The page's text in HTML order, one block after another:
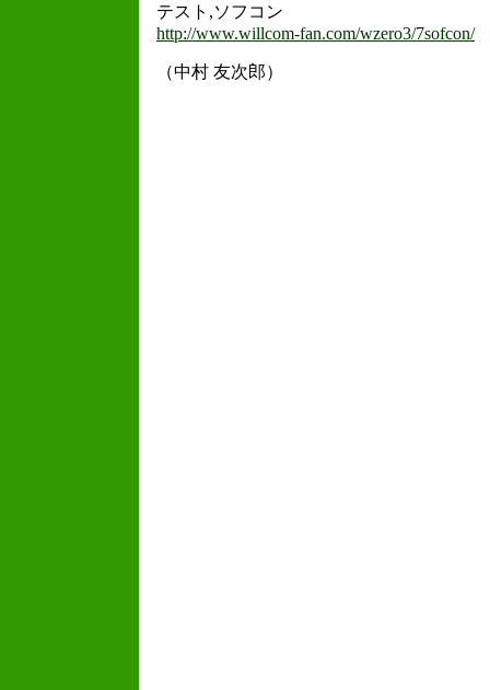
テスト,ソフコン
http://www.willcom-fan.com/wzero3/7sofcon/
（中村 友次郎）